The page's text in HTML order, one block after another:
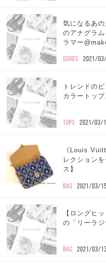
気になるあ
のアナグラ
ラマー
GOODS 2021/
トレンドの
カラートッ
TOPS 2021/03/
《Louis
レクション
ス】
BAG 2021/03/15
【ロングヒ
の「リーラ
BAG 2021/03/13